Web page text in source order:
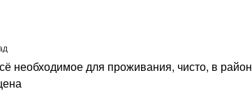
необходимое для проживания, чисто, в